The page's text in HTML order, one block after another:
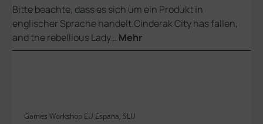
Bitte beachte, dass es sich um ein Produkt in
englischer Sprache handelt.Cinderak City has fallen,
and the rebellious Lady… Mehr
Games Workshop EU Espana, SLU